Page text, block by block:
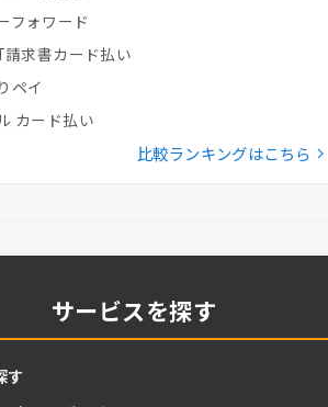
フォワード
請求書カード払い
ペイ
カード払い
比較ランキングはこちら
サービスを探す
す